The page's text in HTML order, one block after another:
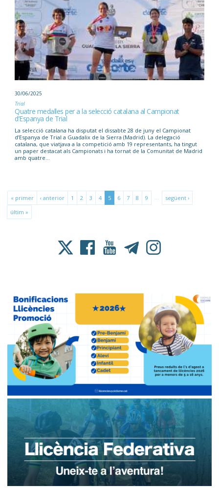
30/06/2025
Trial
Quatre medalles per a la selecció catalana al Campionat
d’Espanya de Trial
La selecció catalana ha disputat el dissabte 28 de juny el Campionat
d’Espanya de Trial a Guadalix de la Sierra (Madrid). La delegació
catalana, que viatjava a la competició amb 19 representants, ha tingut
un paper destacat als Campionats i ha tornat de la Comunitat de Madrid
amb quatre...
« primer ‹ anterior 1 2 3 4 5 6 7 8 9
següent ›
últim »